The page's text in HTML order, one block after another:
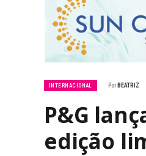
INTERNACIONAL Por BEATRIZ
P&G
edição